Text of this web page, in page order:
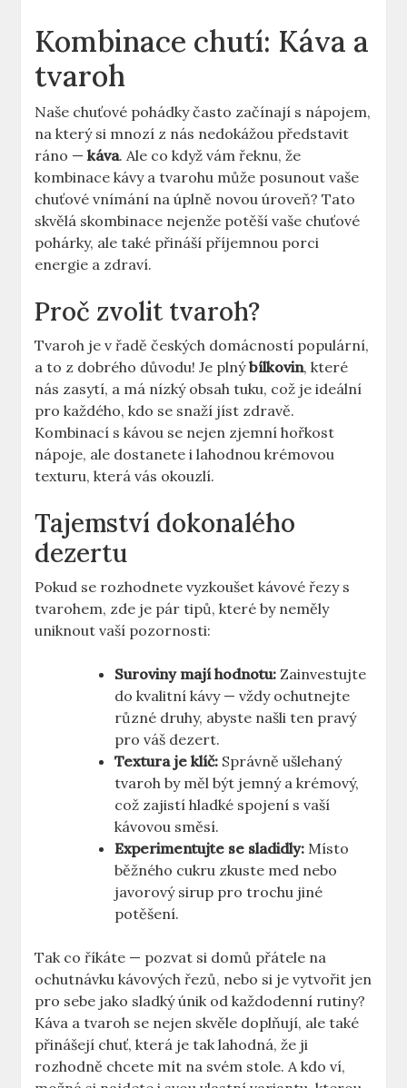
Kombinace chutí: Káva a
tvaroh
Naše chuťové pohádky často začínají s nápojem,
na který si mnozí z nás nedokážou představit
ráno —káva. Ale co když vám řeknu, že
kombinace kávy a tvarohu může posunout vaše
chuťové vnímání na úplně novou úroveň? Tato
skvělá skombinace nejenže potěší vaše chuťové
pohárky, ale také přináší příjemnou porci
energie a zdraví.
Proč zvolit tvaroh?
Tvaroh je v řadě českých domácností populární,
a to z dobrého důvodu! Je plnýbílkovin, které
nás zasytí, a má nízký obsah tuku, což je ideální
pro každého, kdo se snaží jíst zdravě.
Kombinací s kávou se nejen zjemní hořkost
nápoje, ale dostanete i lahodnou krémovou
texturu, která vás okouzlí.
Tajemství dokonalého
dezertu
Pokud se rozhodnete vyzkoušet kávové řezy s
tvarohem, zde je pár tipů, které by neměly
uniknout vaší pozornosti:
Suroviny mají hodnotu: Zainvestujte
do kvalitní kávy — vždy ochutnejte
různé druhy, abyste našli ten pravý
pro váš dezert.
Textura je klíč: Správně ušlehaný
tvaroh by měl být jemný a krémový,
což zajistí hladké spojení s vaší
kávovou směsí.
Experimentujte se sladidly: Místo
běžného cukru zkuste med nebo
javorový sirup pro trochu jiné
potěšení.
Tak co říkáte — pozvat si domů přátele na
ochutnávku kávových řezů, nebo si je vytvořit jen
pro sebe jako sladký únik od každodenní rutiny?
Káva a tvaroh se nejen skvěle doplňují, ale také
přinášejí chuť, která je tak lahodná, že ji
rozhodně chcete mít na svém stole. A kdo ví,